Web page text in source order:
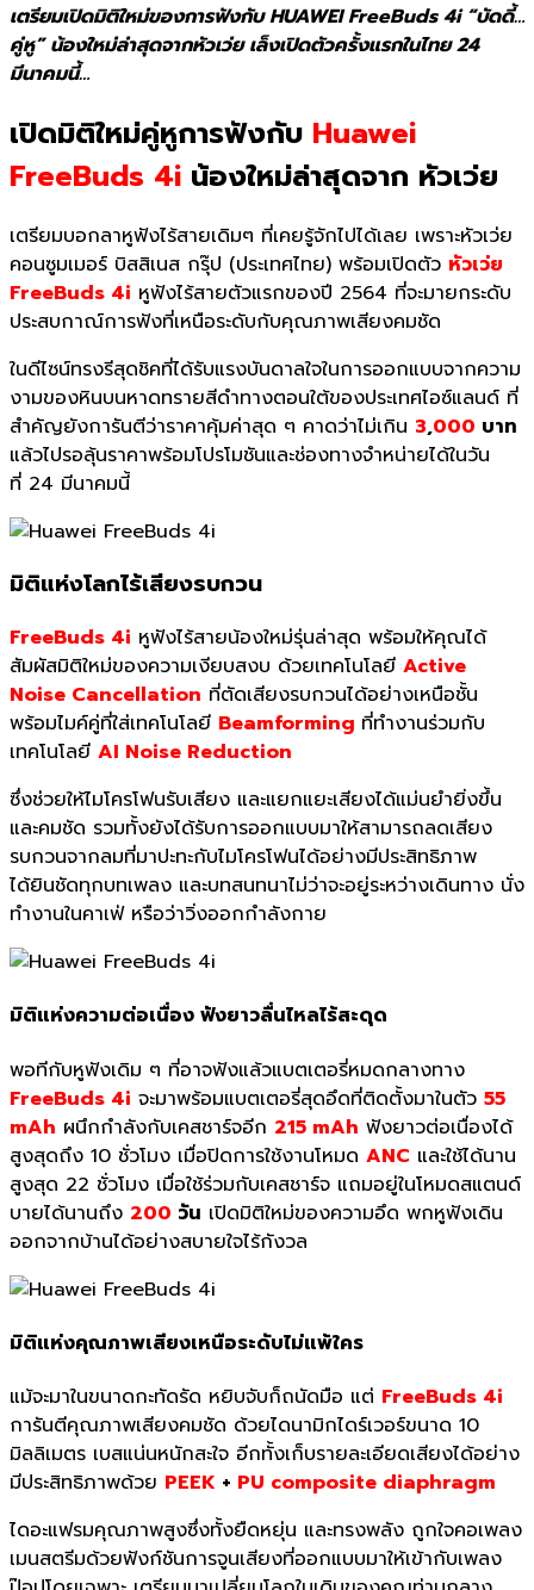
เตรียมเปิดมิติใหม่ของการฟังกับ HUAWEI FreeBuds 4i “บัดดี้…
คู่หู” น้องใหม่ล่าสุดจากหัวเว่ย เล็งเปิดตัวครั้งแรกในไทย 24
มีนาคมนี้…
เปิดมิติใหม่คู่หูการฟังกับ Huawei
FreeBuds 4i น้องใหม่ล่าสุดจาก หัวเว่ย
เตรียมบอกลาหูฟังไร้สายเดิมๆ ที่เคยรู้จักไปได้เลย เพราะหัวเว่ย
คอนซูมเมอร์ บิสสิเนส กรุ๊ป (ประเทศไทย) พร้อมเปิดตัว หัวเว่ย
FreeBuds 4i หูฟังไร้สายตัวแรกของปี 2564 ที่จะมายกระดับ
ประสบกาณ์การฟังที่เหนือระดับกับคุณภาพเสียงคมชัด
ในดีไซน์ทรงรีสุดชิคที่ได้รับแรงบันดาลใจในการออกแบบจากความ
งามของหินบนหาดทรายสีดำทางตอนใต้ของประเทศไอซ์แลนด์ ที่
สำคัญยังการันตีว่าราคาคุ้มค่าสุด ๆ คาดว่าไม่เกิน 3,000 บาท
แล้วไปรอลุ้นราคาพร้อมโปรโมชันและช่องทางจำหน่ายได้ในวัน
ที่ 24 มีนาคมนี้
มิติแห่งโลกไร้เสียงรบกวน
FreeBuds 4i หูฟังไร้สายน้องใหม่รุ่นล่าสุด พร้อมให้คุณได้
สัมผัสมิติใหม่ของความเงียบสงบ ด้วยเทคโนโลยี Active
Noise Cancellation ที่ตัดเสียงรบกวนได้อย่างเหนือชั้น
พร้อมไมค์คู่ที่ใส่เทคโนโลยี Beamforming ที่ทำงานร่วมกับ
เทคโนโลยี AI Noise Reduction
ซึ่งช่วยให้ไมโครโฟนรับเสียง และแยกแยะเสียงได้แม่นยำยิ่งขึ้น
และคมชัด รวมทั้งยังได้รับการออกแบบมาให้สามารถลดเสียง
รบกวนจากลมที่มาปะทะกับไมโครโฟนได้อย่างมีประสิทธิภาพ
ได้ยินชัดทุกบทเพลง และบทสนทนาไม่ว่าจะอยู่ระหว่างเดินทาง นั่ง
ทำงานในคาเฟ่ หรือว่าวิ่งออกกำลังกาย
มิติแห่งความต่อเนื่อง ฟังยาวลื่นไหลไร้สะดุด
พอทีกับหูฟังเดิม ๆ ที่อาจฟังแล้วแบตเตอรี่หมดกลางทาง
FreeBuds 4i จะมาพร้อมแบตเตอรี่สุดอึดที่ติดตั้งมาในตัว 55
mAh ผนึกกำลังกับเคสชาร์จอีก 215 mAh ฟังยาวต่อเนื่องได้
สูงสุดถึง 10 ชั่วโมง เมื่อปิดการใช้งานโหมด ANC และใช้ได้นาน
สูงสุด 22 ชั่วโมง เมื่อใช้ร่วมกับเคสชาร์จ แถมอยู่ในโหมดสแตนด์
บายได้นานถึง 200 วัน เปิดมิติใหม่ของความอึด พกหูฟังเดิน
ออกจากบ้านได้อย่างสบายใจไร้กังวล
มิติแห่งคุณภาพเสียงเหนือระดับไม่แพ้ใคร
แม้จะมาในขนาดกะทัดรัด หยิบจับก็ถนัดมือ แต่ FreeBuds 4i
การันตีคุณภาพเสียงคมชัด ด้วยไดนามิกไดร์เวอร์ขนาด 10
มิลลิเมตร เบสแน่นหนักสะใจ อีกทั้งเก็บรายละเอียดเสียงได้อย่าง
มีประสิทธิภาพด้วย PEEK + PU composite diaphragm
ไดอะแฟรมคุณภาพสูงซึ่งทั้งยืดหยุ่น และทรงพลัง ถูกใจคอเพลง
เมนสตรีมด้วยฟังก์ชันการจูนเสียงที่ออกแบบมาให้เข้ากับเพลง